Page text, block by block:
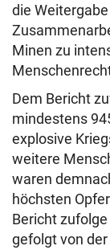
die
Minen zu
Dem Bericht
mindestens
explosive
weitere
waren
höchsten
Bericht
gefolgt von